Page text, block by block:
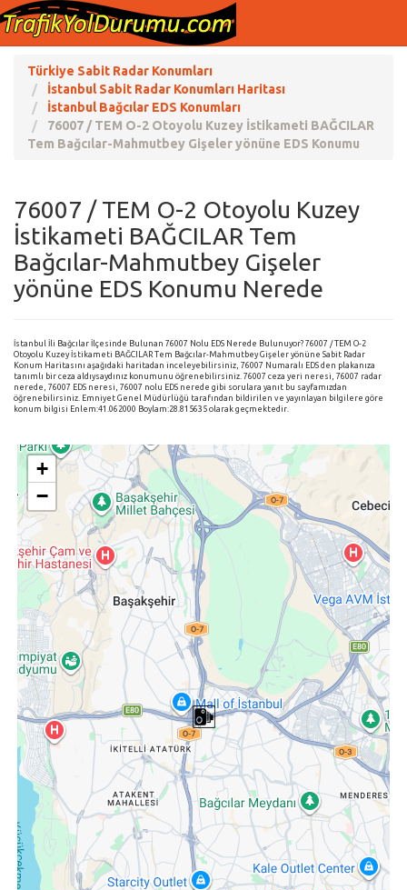
Türkiye Sabit Radar Konumları
İstanbul Sabit Radar Konumları Haritası
İstanbul Bağcılar EDS Konumları
76007 / TEM O-2 Otoyolu Kuzey İstikameti BAĞCILAR
Tem Bağcılar-Mahmutbey Gişeler yönüne EDS Konumu
76007 / TEM O-2 Otoyolu Kuzey
İstikameti BAĞCILAR Tem
Bağcılar-Mahmutbey Gişeler
yönüne EDS Konumu Nerede
İstanbul İli Bağcılar İlçesinde Bulunan 76007 Nolu EDS Nerede Bulunuyor? 76007 / TEM O-2
Otoyolu Kuzey İstikameti BAĞCILAR Tem Bağcılar-Mahmutbey Gişeler yönüne Sabit Radar
Konum Haritasını aşağıdaki haritadan inceleyebilirsiniz, 76007 Numaralı EDS den plakanıza
tanımlı bir ceza aldıysaydınız konumunu öğrenebilirsiniz. 76007 ceza yeri neresi, 76007 radar
nerede, 76007 EDS neresi, 76007 nolu EDS nerede gibi sorulara yanıt bu sayfamızdan
öğrenebilirsiniz. Emniyet Genel Müdürlüğü tarafından bildirilen ve yayınlayan bilgilere göre
konum bilgisi Enlem:41.062000 Boylam:28.815635 olarak geçmektedir.
+
−